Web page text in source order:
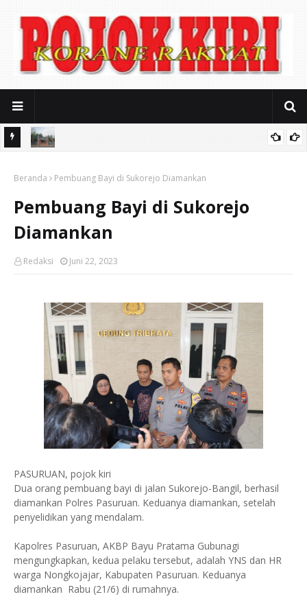
Seragam Mahal dan Iuran Komite
Beranda Pembuang Bayi di Sukorejo Diamankan
Pembuang Bayi di Sukorejo
Diamankan
Redaksi Juni 22, 2023
PASURUAN, pojok kiri
Dua orang pembuang bayi di jalan Sukorejo-Bangil, berhasil
diamankan Polres Pasuruan. Keduanya diamankan, setelah
penyelidikan yang mendalam.
Kapolres Pasuruan, AKBP Bayu Pratama Gubunagi
mengungkapkan, kedua pelaku tersebut, adalah YNS dan HR
warga Nongkojajar, Kabupaten Pasuruan. Keduanya
diamankan Rabu (21/6) di rumahnya.